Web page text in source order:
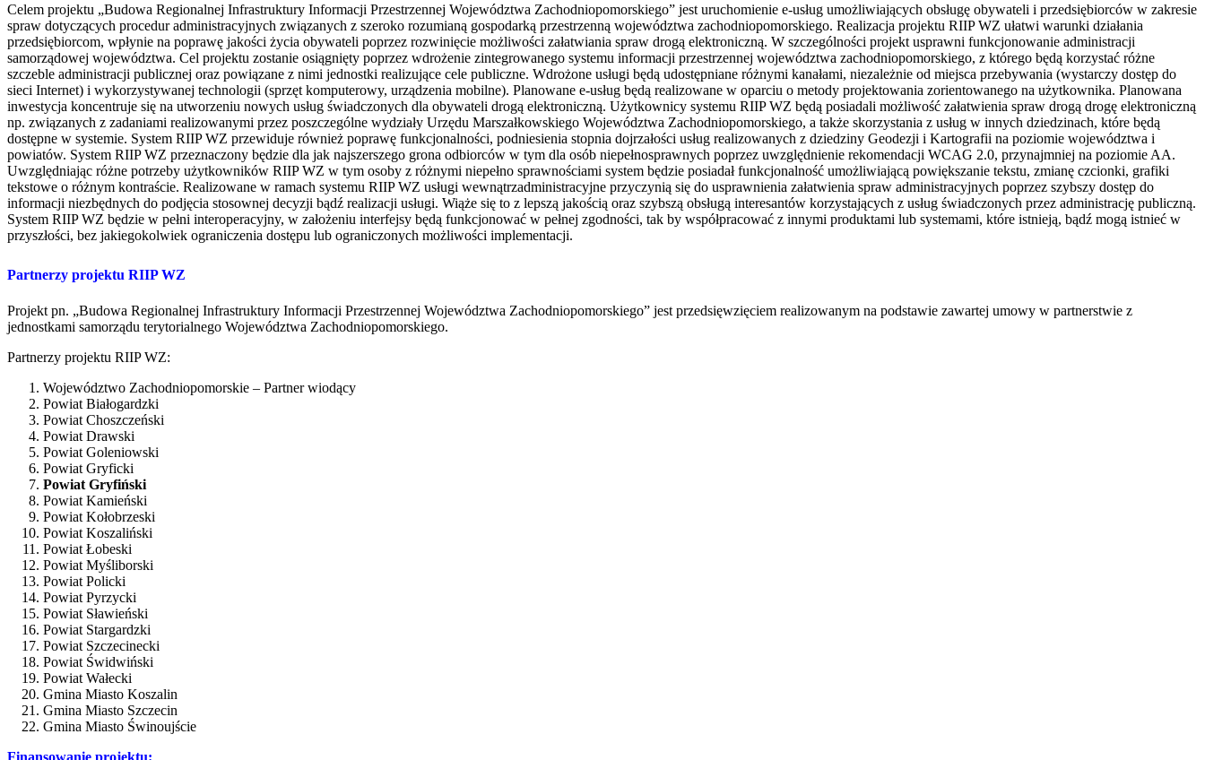
Celem projektu „Budowa Regionalnej Infrastruktury Informacji Przestrzennej Województwa Zachodniopomorskiego” jest uruchomienie e-usług umożliwiających obsługę obywateli i przedsiębiorców w zakresie
spraw dotyczących procedur administracyjnych związanych z szeroko rozumianą gospodarką przestrzenną województwa zachodniopomorskiego. Realizacja projektu RIIP WZ ułatwi warunki działania
przedsiębiorcom, wpłynie na poprawę jakości życia obywateli poprzez rozwinięcie możliwości załatwiania spraw drogą elektroniczną. W szczególności projekt usprawni funkcjonowanie administracji
samorządowej województwa. Cel projektu zostanie osiągnięty poprzez wdrożenie zintegrowanego systemu informacji przestrzennej województwa zachodniopomorskiego, z którego będą korzystać różne
szczeble administracji publicznej oraz powiązane z nimi jednostki realizujące cele publiczne. Wdrożone usługi będą udostępniane różnymi kanałami, niezależnie od miejsca przebywania (wystarczy dostęp do
sieci Internet) i wykorzystywanej technologii (sprzęt komputerowy, urządzenia mobilne). Planowane e-usług będą realizowane w oparciu o metody projektowania zorientowanego na użytkownika. Planowana
inwestycja koncentruje się na utworzeniu nowych usług świadczonych dla obywateli drogą elektroniczną. Użytkownicy systemu RIIP WZ będą posiadali możliwość załatwienia spraw drogą drogę elektroniczną
np. związanych z zadaniami realizowanymi przez poszczególne wydziały Urzędu Marszałkowskiego Województwa Zachodniopomorskiego, a także skorzystania z usług w innych dziedzinach, które będą
dostępne w systemie. System RIIP WZ przewiduje również poprawę funkcjonalności, podniesienia stopnia dojrzałości usług realizowanych z dziedziny Geodezji i Kartografii na poziomie województwa i
powiatów. System RIIP WZ przeznaczony będzie dla jak najszerszego grona odbiorców w tym dla osób niepełnosprawnych poprzez uwzględnienie rekomendacji WCAG 2.0, przynajmniej na poziomie AA.
Uwzględniając różne potrzeby użytkowników RIIP WZ w tym osoby z różnymi niepełno sprawnościami system będzie posiadał funkcjonalność umożliwiającą powiększanie tekstu, zmianę czcionki, grafiki
tekstowe o różnym kontraście. Realizowane w ramach systemu RIIP WZ usługi wewnątrzadministracyjne przyczynią się do usprawnienia załatwienia spraw administracyjnych poprzez szybszy dostęp do
informacji niezbędnych do podjęcia stosownej decyzji bądź realizacji usługi. Wiąże się to z lepszą jakością oraz szybszą obsługą interesantów korzystających z usług świadczonych przez administrację publiczną.
System RIIP WZ będzie w pełni interoperacyjny, w założeniu interfejsy będą funkcjonować w pełnej zgodności, tak by współpracować z innymi produktami lub systemami, które istnieją, bądź mogą istnieć w
przyszłości, bez jakiegokolwiek ograniczenia dostępu lub ograniczonych możliwości implementacji.
Partnerzy projektu RIIP WZ
Projekt pn. „Budowa Regionalnej Infrastruktury Informacji Przestrzennej Województwa Zachodniopomorskiego” jest przedsięwzięciem realizowanym na podstawie zawartej umowy w partnerstwie z
jednostkami samorządu terytorialnego Województwa Zachodniopomorskiego.
Partnerzy projektu RIIP WZ:
Województwo Zachodniopomorskie – Partner wiodący
Powiat Białogardzki
Powiat Choszczeński
Powiat Drawski
Powiat Goleniowski
Powiat Gryficki
Powiat Gryfiński
Powiat Kamieński
Powiat Kołobrzeski
Powiat Koszaliński
Powiat Łobeski
Powiat Myśliborski
Powiat Policki
Powiat Pyrzycki
Powiat Sławieński
Powiat Stargardzki
Powiat Szczecinecki
Powiat Świdwiński
Powiat Wałecki
Gmina Miasto Koszalin
Gmina Miasto Szczecin
Gmina Miasto Świnoujście